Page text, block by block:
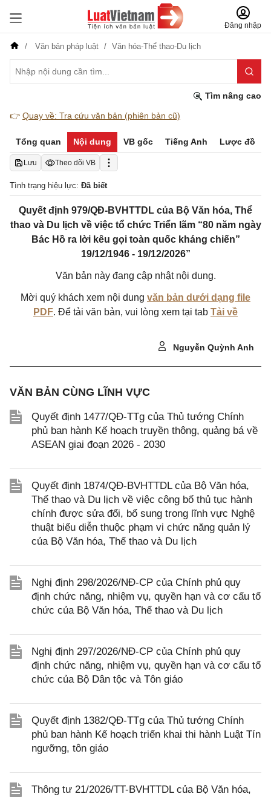
Đăng nhập
Văn bản pháp luật Văn hóa-Thể thao-Du lịch
Tìm nâng cao
👉 Quay về: Tra cứu văn bản (phiên bản cũ)
Tổng quan Nội dung VB gốc Tiếng Anh Lược đồ
Lưu Theo dõi VB
Tình trạng hiệu lực: Đã biết
Quyết định 979/QĐ-BVHTTDL của Bộ Văn hóa, Thể
thao và Du lịch về việc tổ chức Triển lãm “80 năm ngày
Bác Hồ ra lời kêu gọi toàn quốc kháng chiến”
19/12/1946 - 19/12/2026”
Văn bản này đang cập nhật nội dung.
Mời quý khách xem nội dung văn bản dưới dạng file
PDF. Để tải văn bản, vui lòng xem tại tab Tải về
Nguyễn Quỳnh Anh
VĂN BẢN CÙNG LĨNH VỰC
Quyết định 1477/QĐ-TTg của Thủ tướng Chính
phủ ban hành Kế hoạch truyền thông, quảng bá về
ASEAN giai đoạn 2026 - 2030
Quyết định 1874/QĐ-BVHTTDL của Bộ Văn hóa,
Thể thao và Du lịch về việc công bố thủ tục hành
chính được sửa đổi, bổ sung trong lĩnh vực Nghệ
thuật biểu diễn thuộc phạm vi chức năng quản lý
của Bộ Văn hóa, Thể thao và Du lịch
Nghị định 298/2026/NĐ-CP của Chính phủ quy
định chức năng, nhiệm vụ, quyền hạn và cơ cấu tổ
chức của Bộ Văn hóa, Thể thao và Du lịch
Nghị định 297/2026/NĐ-CP của Chính phủ quy
định chức năng, nhiệm vụ, quyền hạn và cơ cấu tổ
chức của Bộ Dân tộc và Tôn giáo
Quyết định 1382/QĐ-TTg của Thủ tướng Chính
phủ ban hành Kế hoạch triển khai thi hành Luật Tín
ngưỡng, tôn giáo
Thông tư 21/2026/TT-BVHTTDL của Bộ Văn hóa,